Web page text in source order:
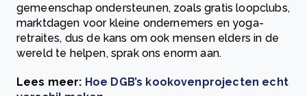
gemeenschap ondersteunen, zoals gratis loopclubs,
marktdagen voor kleine ondernemers en yoga-
retraites, dus de kans om ook mensen elders in de
wereld te helpen, sprak ons enorm aan.
Lees meer: Hoe DGB’s kookovenprojecten echt